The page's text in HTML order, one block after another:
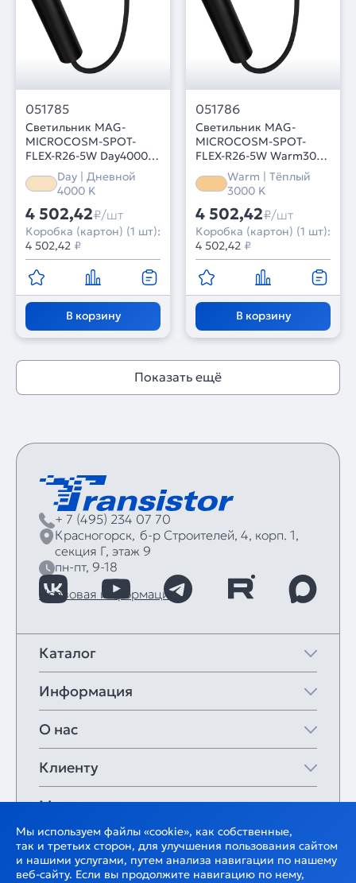
051785
Светильник MAG-
MICROCOSM-SPOT-
FLEX-R26-5W Day4000
(BK, 24 deg, 24V)
(Arlight, IP20 Металл, 5
Day | Дневной
4000 K
4 502,42₽/шт
Коробка (картон) (1 шт):
4 502,42 ₽
В корзину
051786
Светильник MAG-
MICROCOSM-SPOT-
FLEX-R26-5W Warm3000
(BK, 24 deg, 24V)
(Arlight, IP20 Металл, 5
Warm | Тёплый
3000 K
4 502,42₽/шт
Коробка (картон) (1 шт):
4 502,42 ₽
В корзину
Показать ещё
+ 7 (495) 234 07 70
Красногорск, б‑р Строителей, 4, корп. 1,
секция Г, этаж 9
пн-пт, 9-18
Правовая информация
Каталог
Информация
О нас
Клиенту
Мои закладки
Мы используем файлы «cookie», как собственные,
так и третьих сторон, для улучшения пользования сайтом
и нашими услугами, путем анализа навигации по нашему
веб-сайту. Если вы продолжите навигацию по нему,